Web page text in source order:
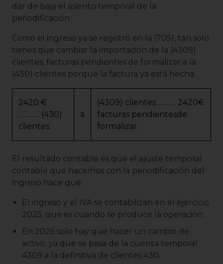
dar de baja el asiento temporal de la
periodificación.
Como el ingreso ya se registró en la (705), tan solo
tienes que cambiar la importación de la (4309)
clientes, facturas pendientes de formalizar a la
(430) clientes porque la factura ya está hecha.
2420 €
………... (430)
clientes.
a
(4309) clientes ………. 2420€
facturas pendientesde
formalizar.
El resultado contable es que el ajuste temporal
contable que hacemos con la periodificación del
ingreso hace que:
El ingreso y el IVA se contabilizan en el ejercicio
2025, que es cuando se produce la operación.
En 2026 solo hay que hacer un cambio de
activo, ya que se pasa de la cuenta temporal
4309 a la definitiva de clientes 430.